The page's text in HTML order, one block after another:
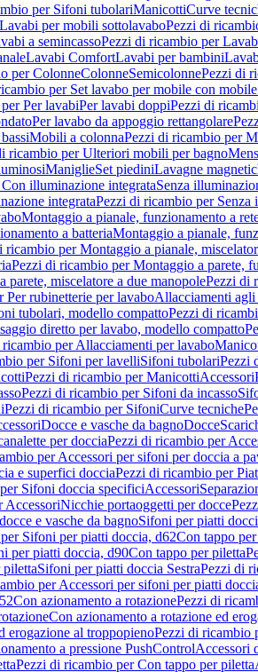
per Sifoni tubolariManicottiCurve
Lavabi per mobili sottolavaboPezzi di
a semincassoPezzi di ricambio per
Lavabi ComfortLavabi per bambini
per ColonneColonneSemicolonnePezzi di
per Set lavabo per mobile con
Per lavabiPer lavabi doppiPezzi di
Per lavabo da appoggio rettangolare
Mobili a colonnaPezzi di ricambio per
ricambio per Ulteriori mobili per bagno
ManiglieSet piediniLavagne
illuminazione integrataSenza
integrataPezzi di ricambio per Senza
Montaggio a pianale, funzionamento a
a batteriaMontaggio a pianale,
ricambio per Montaggio a pianale,
Pezzi di ricambio per Montaggio a parete,
parete, miscelatore a due manopolePezzi di
Per rubinetterie per lavaboAllacciamenti agli
tubolari, modello compattoPezzi di
diretto per lavabo, modello compatto
per Allacciamenti per lavabo
per Sifoni per lavelliSifoni tubolariPezzi
Pezzi di ricambio per ManicottiAccessori
Pezzi di ricambio per Sifoni da incasso
Pezzi di ricambio per SifoniCurve tecniche
Docce e vasche da bagnoDocce
per docciaPezzi di ricambio per
per Accessori per sifoni per doccia a
e superfici docciaPezzi di ricambio per
Sifoni doccia specificiAccessori
AccessoriNicchie portaoggetti per docce
e vasche da bagnoSifoni per piatti
Sifoni per piatti doccia, d62Con tappo
per piatti doccia, d90Con tappo per piletta
Sifoni per piatti doccia SestraPezzi di
per Accessori per sifoni per piatti
Con azionamento a rotazionePezzi di
Con azionamento a rotazione ed
erogazione al troppopienoPezzi di ricambio
a pressione PushControlAccessori
Pezzi di ricambio per Con tappo per piletta